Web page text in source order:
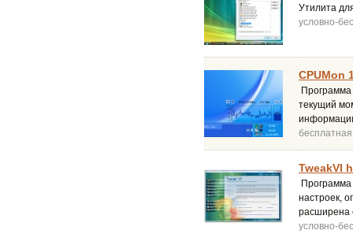
Утилита
условно-
CPUMon
Программа
текущий
бесплатная
TweakVI
настроек,
расширена
условно-